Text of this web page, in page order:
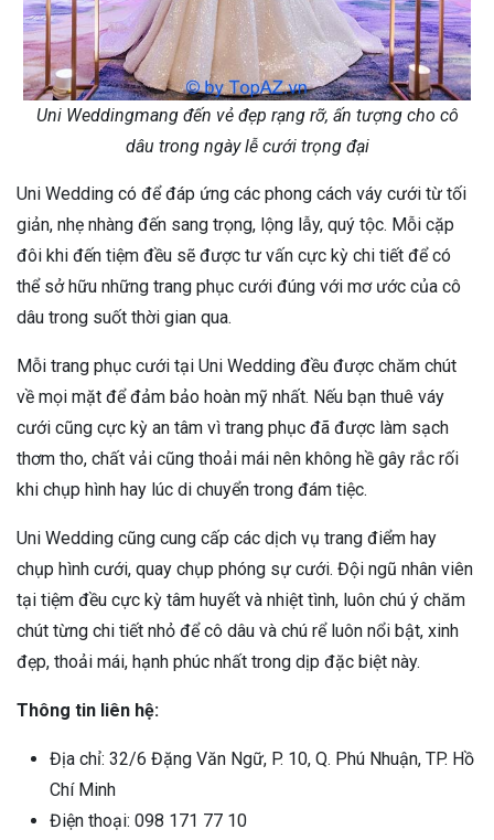
Uni Weddingmang đến vẻ đẹp rạng rỡ, ấn tượng cho cô
dâu trong ngày lễ cưới trọng đại
Uni Wedding có để đáp ứng các phong cách váy cưới từ tối
giản, nhẹ nhàng đến sang trọng, lộng lẫy, quý tộc. Mỗi cặp
đôi khi đến tiệm đều sẽ được tư vấn cực kỳ chi tiết để có
thể sở hữu những trang phục cưới đúng với mơ ước của cô
dâu trong suốt thời gian qua.
Mỗi trang phục cưới tại Uni Wedding đều được chăm chút
về mọi mặt để đảm bảo hoàn mỹ nhất. Nếu bạn thuê váy
cưới cũng cực kỳ an tâm vì trang phục đã được làm sạch
thơm tho, chất vải cũng thoải mái nên không hề gây rắc rối
khi chụp hình hay lúc di chuyển trong đám tiệc.
Uni Wedding cũng cung cấp các dịch vụ trang điểm hay
chụp hình cưới, quay chụp phóng sự cưới. Đội ngũ nhân viên
tại tiệm đều cực kỳ tâm huyết và nhiệt tình, luôn chú ý chăm
chút từng chi tiết nhỏ để cô dâu và chú rể luôn nổi bật, xinh
đẹp, thoải mái, hạnh phúc nhất trong dịp đặc biệt này.
Thông tin liên hệ:
Địa chỉ: 32/6 Đặng Văn Ngữ, P. 10, Q. Phú Nhuận, TP. Hồ
Chí Minh
Điện thoại: 098 171 77 10